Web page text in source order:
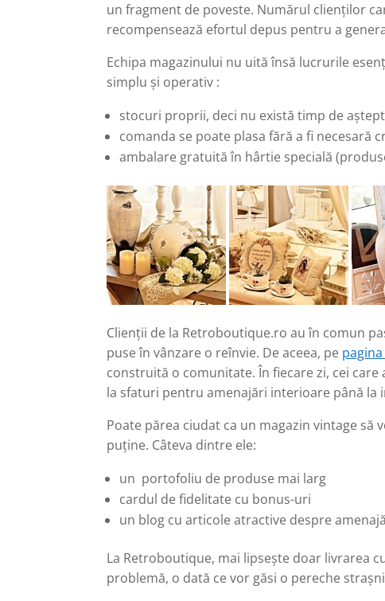
un fragment de poveste. Numărul clienţilor
recompensează efortul depus pentru a
Echipa magazinului nu uită însă lucrurile
simplu şi operativ :
stocuri proprii, deci nu există timp de
comanda se poate plasa fără a fi necesară
ambalare gratuită în hârtie specială
Clienţii de la Retroboutique.ro au în comun
puse în vânzare o reînvie. De aceea, pe
construită o comunitate. În fiecare zi, cei
la sfaturi pentru amenajări interioare până la
Poate părea ciudat ca un magazin vintage să
puţine. Câteva dintre ele:
un portofoliu de produse mai larg
cardul de fidelitate cu bonus-uri
un blog cu articole atractive despre
La Retroboutique, mai lipseşte doar livrarea
problemă, o dată ce vor găsi o pereche